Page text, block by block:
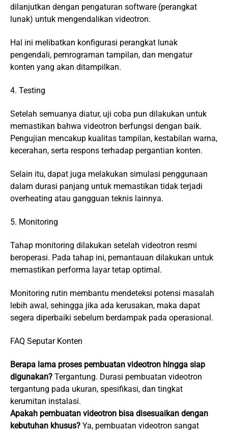
dilanjutkan dengan pengaturan software (perangkat
lunak) untuk mengendalikan videotron.
Hal ini melibatkan konfigurasi perangkat lunak
pengendali, pemrograman tampilan, dan mengatur
konten yang akan ditampilkan.
4. Testing
Setelah semuanya diatur, uji coba pun dilakukan untuk
memastikan bahwa videotron berfungsi dengan baik.
Pengujian mencakup kualitas tampilan, kestabilan warna,
kecerahan, serta respons terhadap pergantian konten.
Selain itu, dapat juga melakukan simulasi penggunaan
dalam durasi panjang untuk memastikan tidak terjadi
overheating atau gangguan teknis lainnya.
5. Monitoring
Tahap monitoring dilakukan setelah videotron resmi
beroperasi. Pada tahap ini, pemantauan dilakukan untuk
memastikan performa layar tetap optimal.
Monitoring rutin membantu mendeteksi potensi masalah
lebih awal, sehingga jika ada kerusakan, maka dapat
segera diperbaiki sebelum berdampak pada operasional.
FAQ Seputar Konten
Berapa lama proses pembuatan videotron hingga siap
digunakan? Tergantung. Durasi pembuatan videotron
tergantung pada ukuran, spesifikasi, dan tingkat
kerumitan instalasi.
Apakah pembuatan videotron bisa disesuaikan dengan
kebutuhan khusus? Ya, pembuatan videotron sangat